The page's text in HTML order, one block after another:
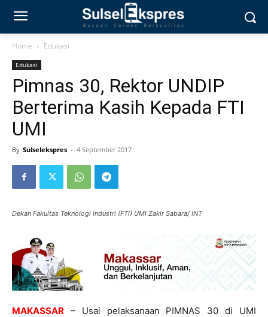
Home Edukasi
Edukasi
Pimnas 30, Rektor UNDIP
Berterima Kasih Kepada FTI
UMI
By Sulselekspres - 4 September 2017
Dekan Fakultas Teknologi Industri (FTI) UMI Zakir Sabara/ INT
MAKASSAR – Usai pelaksanaan PIMNAS 30 di UMI